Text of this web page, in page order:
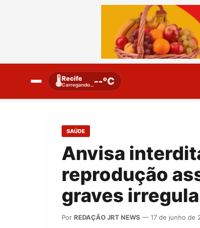
🌡️Recife
Carregando…--°C
SAÚDE
Anvisa
reprodução
graves
Por REDAÇÃO JRT NEWS — 17 de junho de